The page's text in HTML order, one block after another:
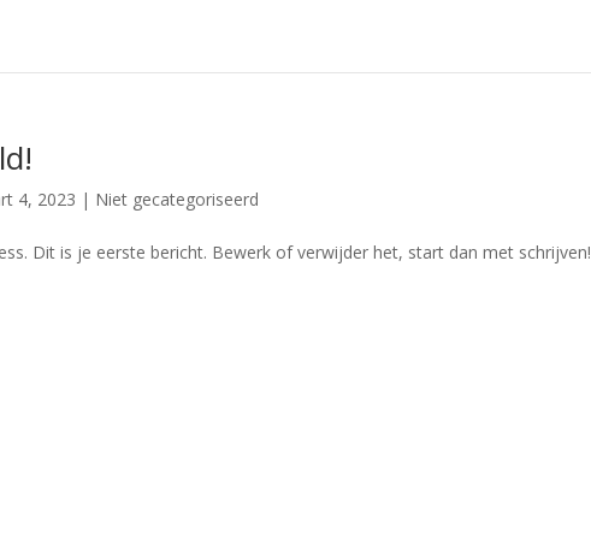
4, 2023 | Niet gecategoriseerd
Dit is je eerste bericht. Bewerk of verwijder het, start dan met schrijven!